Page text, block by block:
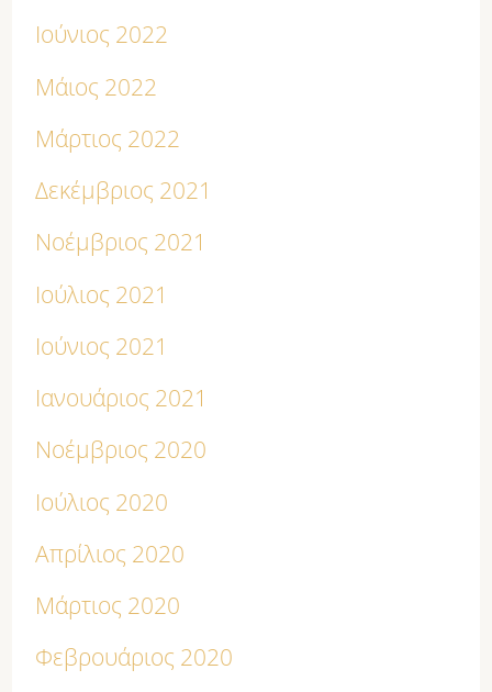
Ιούνιος 2022
Μάιος 2022
Μάρτιος 2022
Δεκέμβριος 2021
Νοέμβριος 2021
Ιούλιος 2021
Ιούνιος 2021
Ιανουάριος 2021
Νοέμβριος 2020
Ιούλιος 2020
Απρίλιος 2020
Μάρτιος 2020
Φεβρουάριος 2020